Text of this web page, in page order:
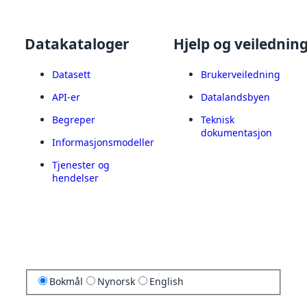
Datakataloger
Datasett
API-er
Begreper
Informasjonsmodeller
Tjenester og
hendelser
Hjelp og
Brukerveiledning
Datalandsbyen
Teknisk
dokumentasjon
Bokmål Nynorsk English